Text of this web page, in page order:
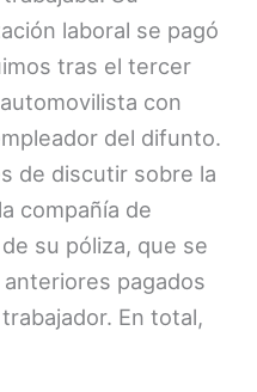
laboral se pagó
tras el tercer
con
del difunto.
de discutir sobre la
compañía de
su póliza, que se
pagados
En total,